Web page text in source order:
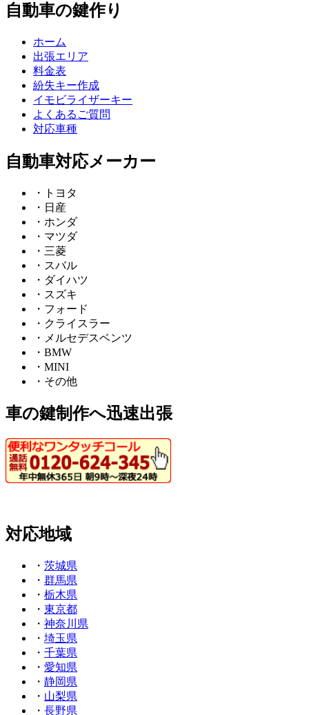
自動車の鍵作り
ホーム
出張エリア
料金表
紛失キー作成
イモビライザーキー
よくあるご質問
対応車種
自動車対応メーカー
・トヨタ
・日産
・ホンダ
・マツダ
・三菱
・スバル
・ダイハツ
・スズキ
・フォード
・クライスラー
・メルセデスベンツ
・BMW
・MINI
・その他
車の鍵制作へ迅速出張
対応地域
・ 茨城県
・ 群馬県
・ 栃木県
・ 東京都
・ 神奈川県
・ 埼玉県
・ 千葉県
・ 愛知県
・ 静岡県
・ 山梨県
・ 長野県